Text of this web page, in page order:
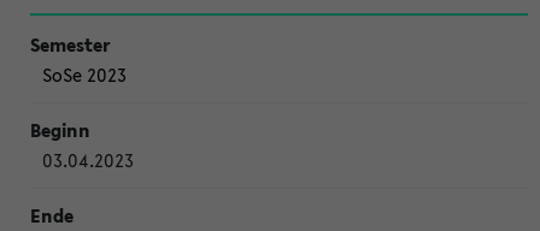
SoSe 2023
03.04.2023